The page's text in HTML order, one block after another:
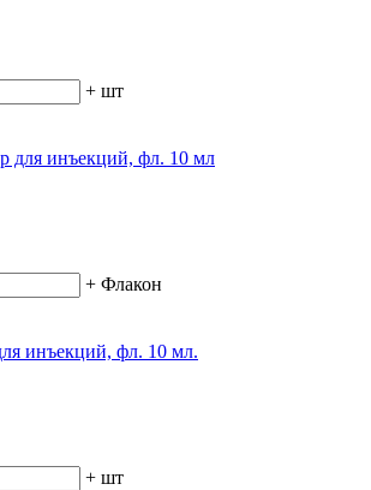
+ шт
для инъекций, фл. 10 мл
+ Флакон
инъекций, фл. 10 мл.
+ шт